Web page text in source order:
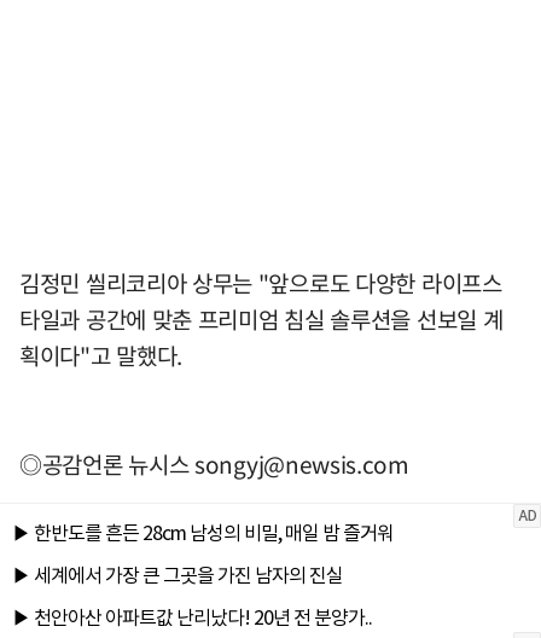
김정민 씰리코리아 상무는 "앞으로도 다양한 라이프스
타일과 공간에 맞춘 프리미엄 침실 솔루션을 선보일 계
획이다"고 말했다.
◎공감언론 뉴시스songyj@newsis.com